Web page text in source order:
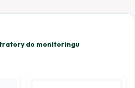
do monitoringu